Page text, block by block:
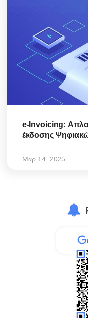
e-Invoicing:
έκδοσης
Μαρ 14, 2025